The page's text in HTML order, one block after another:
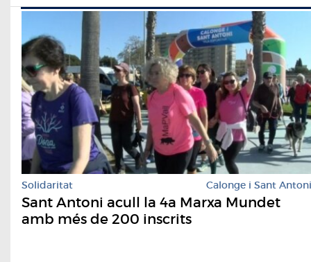
Solidaritat Calonge i Sant Antoni
Sant Antoni acull la 4a Marxa Mundet
amb més de 200 inscrits